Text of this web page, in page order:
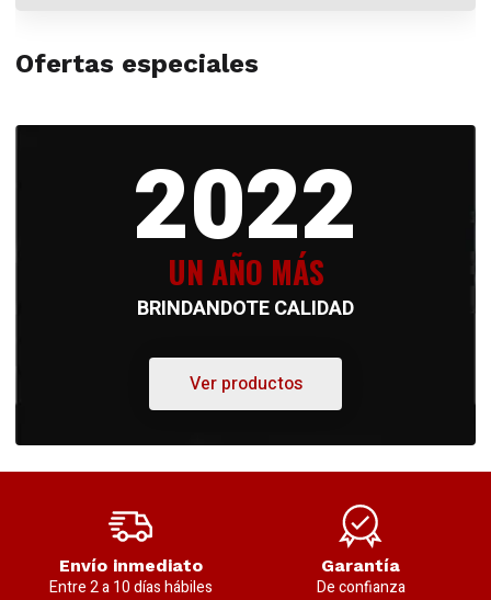
Ofertas especiales
2022
UN AÑO MÁS
BRINDANDOTE CALIDAD
Ver productos
Envío inmediato
Entre 2 a 10 días hábiles
Garantía
De confianza